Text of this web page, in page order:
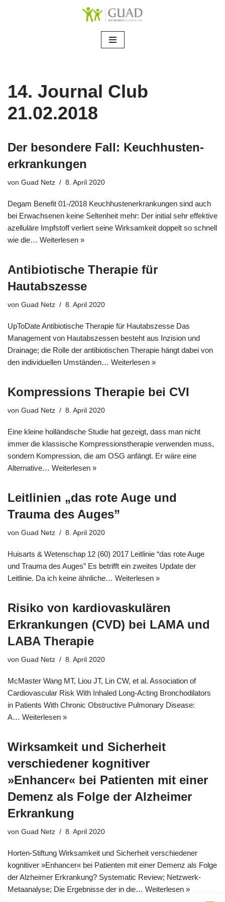
14. Journal Club
21.02.2018
Der besondere Fall: Keuchhusten-
erkrankungen
von Guad Netz 8. April 2020
Degam Benefit 01-/2018 Keuchhustenerkrankungen sind auch
bei Erwachsenen keine Seltenheit mehr: Der initial sehr effektive
azelluläre Impfstoff verliert seine Wirksamkeit doppelt so schnell
wie die… Weiterlesen »
Antibiotische Therapie für
Hautabszesse
von Guad Netz 8. April 2020
UpToDate Antibiotische Therapie für Hautabszesse Das
Management von Hautabszessen besteht aus Inzision und
Drainage; die Rolle der antibiotischen Therapie hängt dabei von
den individuellen Umständen… Weiterlesen »
Kompressions Therapie bei CVI
von Guad Netz 8. April 2020
Eine kleine holländische Studie hat gezeigt, dass man nicht
immer die klassische Kompressionstherapie verwenden muss,
sondern Kompression, die am OSG anfängt. Er wäre eine
Alternative… Weiterlesen »
Leitlinien „das rote Auge und
Trauma des Auges”
von Guad Netz 8. April 2020
Huisarts & Wetenschap 12 (60) 2017 Leitlinie “das rote Auge
und Trauma des Auges” Es betrifft ein zweites Update der
Leitlinie. Da ich keine ähnliche… Weiterlesen »
Risiko von kardiovaskulären
Erkrankungen (CVD) bei LAMA und
LABA Therapie
von Guad Netz 8. April 2020
McMaster Wang MT, Liou JT, Lin CW, et al. Association of
Cardiovascular Risk With Inhaled Long-Acting Bronchodilators
in Patients With Chronic Obstructive Pulmonary Disease:
A… Weiterlesen »
Wirksamkeit und Sicherheit
verschiedener kognitiver
»Enhancer« bei Patienten mit einer
Demenz als Folge der Alzheimer
Erkrankung
von Guad Netz 8. April 2020
Horten-Stiftung Wirksamkeit und Sicherheit verschiedener
kognitiver »Enhancer« bei Patienten mit einer Demenz als Folge
der Alzheimer Erkrankung? Systematic Review; Netzwerk-
Metaanalyse; Die Ergebnisse der in die… Weiterlesen »